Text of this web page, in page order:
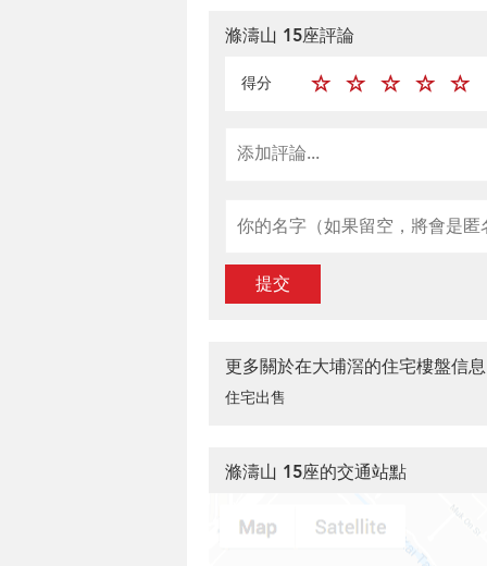
滌濤山 15座評論
得分
提交
更多關於在大埔滘的住宅樓盤信息
住宅出售
滌濤山 15座的交通站點